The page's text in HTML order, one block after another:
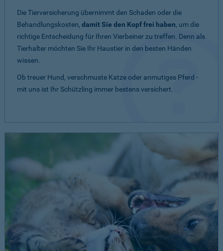
Die Tierversicherung übernimmt den Schaden oder die
Behandlungskosten, damit Sie den Kopf frei haben, um die
richtige Entscheidung für Ihren Vierbeiner zu treffen. Denn als
Tierhalter möchten Sie Ihr Haustier in den besten Händen
wissen.
Ob treuer Hund, verschmuste Katze oder anmutiges Pferd -
mit uns ist Ihr Schützling immer bestens versichert.